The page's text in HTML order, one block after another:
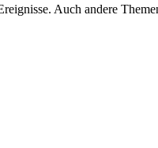
Auch andere